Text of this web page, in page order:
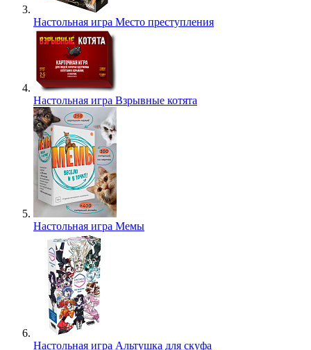
Настольная игра Место преступления
Настольная игра Взрывные котята
Настольная игра Мемы
Настольная игра Альтушка для скуфа